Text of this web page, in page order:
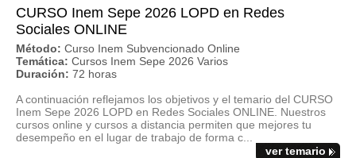
CURSO Inem Sepe 2026 LOPD en Redes
Sociales ONLINE
Método: Curso Inem Subvencionado Online
Temática: Cursos Inem Sepe 2026 Varios
Duración: 72 horas
A continuación reflejamos los objetivos y el temario del CURSO
Inem Sepe 2026 LOPD en Redes Sociales ONLINE. Nuestros
cursos online y cursos a distancia permiten que mejores tu
desempeño en el lugar de trabajo de forma c...
ver temario